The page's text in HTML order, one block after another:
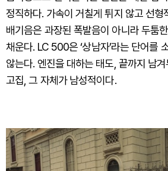
정직하다. 가속이 거칠게 튀지 않고 선형
배기음은 과장된 폭발음이 아니라 두툼
채운다. LC 500은 ‘상남자’라는 단어를
않는다. 엔진을 대하는 태도, 끝까지 남
고집, 그 자체가 남성적이다.